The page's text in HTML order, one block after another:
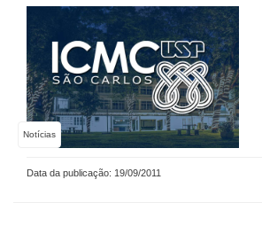
Notícias
Data da publicação: 19/09/2011